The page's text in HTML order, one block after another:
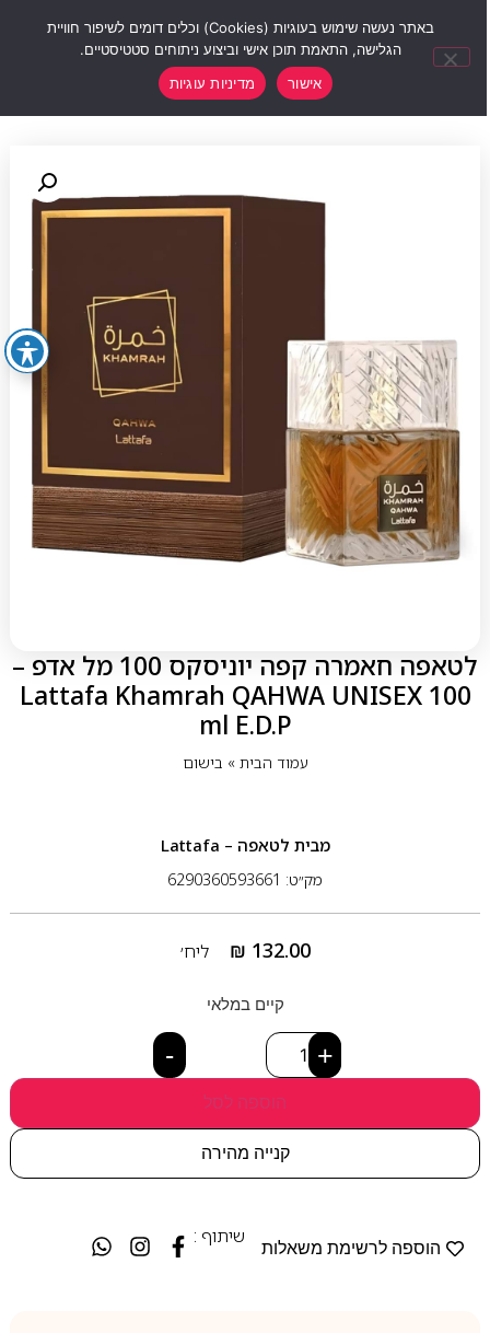
לטאפה חאמרה קפה יוניסקס 100 מל אדפ –
Lattafa Khamrah QAHWA UNISEX 100
ml E.D.P
עמוד הבית» בישום
מבית לטאפה – Lattafa
מק״ט: 6290360593661
₪ 132.00 ליח׳
קיים במלאי
- +
הוספה לסל
קנייה מהירה
הוספה לרשימת משאלות
שיתוף :
באתר נעשה שימוש בעוגיות (Cookies) וכלים דומים לשיפור חוויית
הגלישה, התאמת תוכן אישי וביצוע ניתוחים סטטיסטיים.
אישור
מדיניות עוגיות